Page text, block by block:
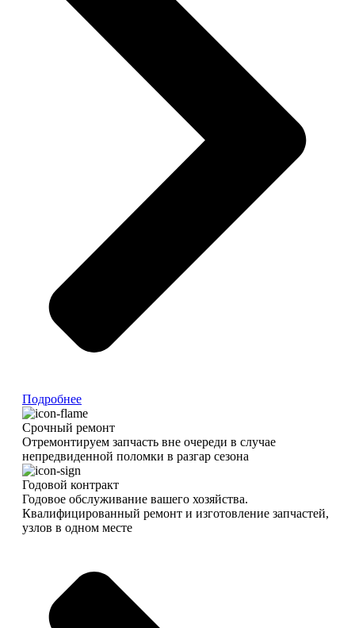
Подробнее
Срочный ремонт
Отремонтируем запчасть вне очереди в случае
непредвиденной поломки в разгар сезона
Годовой контракт
Годовое обслуживание вашего хозяйства.
Квалифицированный ремонт и изготовление запчастей,
узлов в одном месте